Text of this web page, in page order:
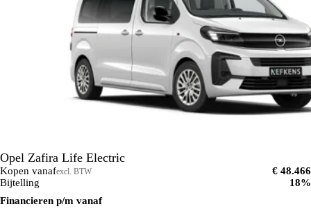
Opel Zafira Life Electric
Kopen vanafexcl. BTW
€ 48.466
Bijtelling
18%
Financieren p/m vanaf